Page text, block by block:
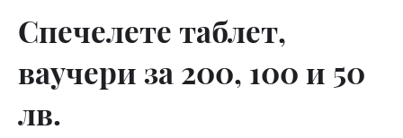
Спечелете таблет,
ваучери за 200, 100 и 50
лв.